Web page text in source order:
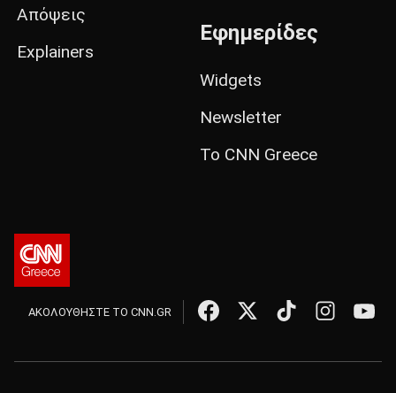
Απόψεις
Explainers
Εφημερίδες
Widgets
Newsletter
Το CNN Greece
ΑΚΟΛΟΥΘΗΣΤΕ ΤΟ CNN.GR